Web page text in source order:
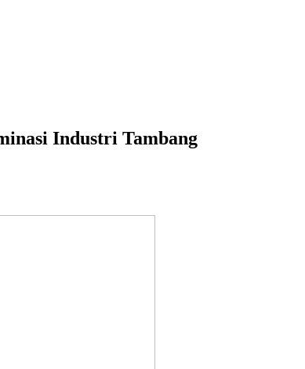
Industri Tambang